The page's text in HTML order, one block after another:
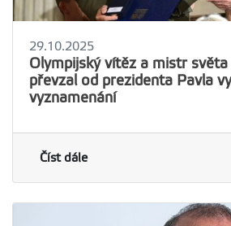
29.10.2025
Olympijský vítěz a mistr
převzal od prezidenta Pavla
vyznamenání
Číst dále